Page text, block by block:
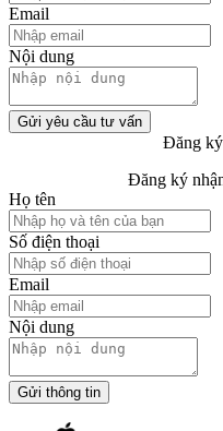
Email
Nội dung
Gửi yêu cầu tư vấn
Đăng
Đăng ký
Họ tên
Số điện thoại
Email
Nội dung
Gửi thông tin